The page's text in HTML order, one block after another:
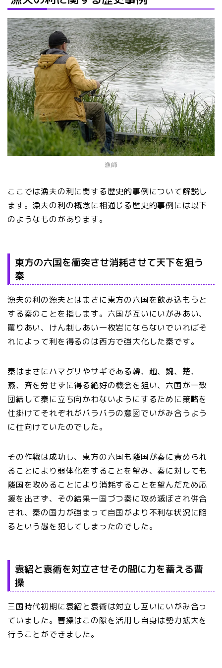
漁師
ここでは漁夫の利に関する歴史的事例について解説し
ます。漁夫の利の概念に相通じる歴史的事例には以下
のようなものがあります。
東方の六国を衝突させ消耗させて天下を狙う
秦
漁夫の利の漁夫とはまさに東方の六国を飲み込もうと
する秦のことを指します。六国が互いにいがみあい、
罵りあい、けん制しあい一枚岩にならないでいればそ
れによって利を得るのは西方で強大化した秦です。
秦はまさにハマグリやサギである韓、趙、魏、楚、
燕、斉を労せずに得る絶好の機会を狙い、六国が一致
団結して秦に立ち向かわないようにするために策略を
仕掛けてそれぞれがバラバラの意図でいがみ合うよう
に仕向けていたのでした。
その作戦は成功し、東方の六国も隣国が秦に責められ
ることにより弱体化をすることを望み、秦に対しても
隣国を攻めることにより消耗することを望んだため応
援を出さず、その結果一国づつ秦に攻め滅ぼされ併合
され、秦の国力が強まって自国がより不利な状況に陥
るという愚を犯してしまったのでした。
袁紹と袁術を対立させその間に力を蓄える曹
操
三国時代初期に袁紹と袁術は対立し互いにいがみ合っ
ていました。曹操はこの隙を活用し自身は勢力拡大を
行うことができました。